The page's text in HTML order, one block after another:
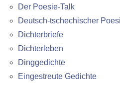
Der Poesie-Talk
Deutsch-tschechischer
Dichterbriefe
Dichterleben
Dinggedichte
Eingestreute Gedichte